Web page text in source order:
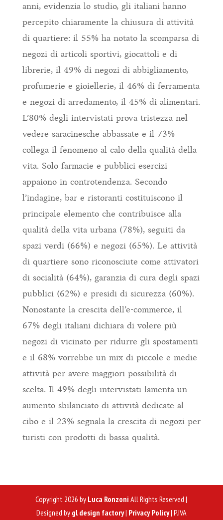
anni, evidenzia lo studio, gli italiani hanno
percepito chiaramente la chiusura di attività
di quartiere: il 55% ha notato la scomparsa di
negozi di articoli sportivi, giocattoli e di
librerie, il 49% di negozi di abbigliamento,
profumerie e gioiellerie, il 46% di ferramenta
e negozi di arredamento, il 45% di alimentari.
L’80% degli intervistati prova tristezza nel
vedere saracinesche abbassate e il 73%
collega il fenomeno al calo della qualità della
vita. Solo farmacie e pubblici esercizi
appaiono in controtendenza. Secondo
l’indagine, bar e ristoranti costituiscono il
principale elemento che contribuisce alla
qualità della vita urbana (78%), seguiti da
spazi verdi (66%) e negozi (65%). Le attività
di quartiere sono riconosciute come attivatori
di socialità (64%), garanzia di cura degli spazi
pubblici (62%) e presidi di sicurezza (60%).
Nonostante la crescita dell’e-commerce, il
67% degli italiani dichiara di volere più
negozi di vicinato per ridurre gli spostamenti
e il 68% vorrebbe un mix di piccole e medie
attività per avere maggiori possibilità di
scelta. Il 49% degli intervistati lamenta un
aumento sbilanciato di attività dedicate al
cibo e il 23% segnala la crescita di negozi per
turisti con prodotti di bassa qualità.
Copyright 2026 by Luca Ronzoni All Rights Reserved |
Designed by gl design factory| Privacy Policy| P.IVA